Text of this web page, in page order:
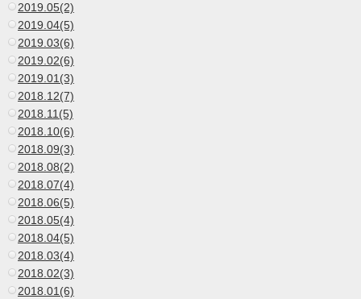
2019.05(2)
2019.04(5)
2019.03(6)
2019.02(6)
2019.01(3)
2018.12(7)
2018.11(5)
2018.10(6)
2018.09(3)
2018.08(2)
2018.07(4)
2018.06(5)
2018.05(4)
2018.04(5)
2018.03(4)
2018.02(3)
2018.01(6)